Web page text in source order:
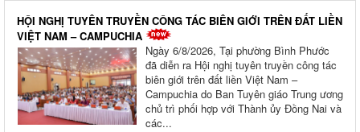
HỘI NGHỊ TUYÊN TRUYỀN CÔNG TÁC BIÊN GIỚI TRÊN ĐẤT LIỀN
VIỆT NAM – CAMPUCHIA
Ngày 6/8/2026, Tại phường Bình Phước
đã diễn ra Hội nghị tuyên truyền công tác
biên giới trên đất liền Việt Nam –
Campuchia do Ban Tuyên giáo Trung ương
chủ trì phối hợp với Thành ủy Đồng Nai và
các...